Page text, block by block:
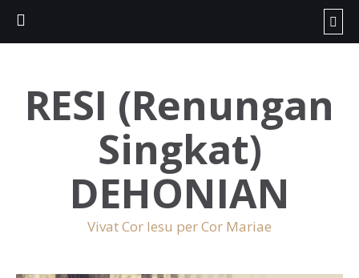
RESI (Renungan
Singkat)
DEHONIAN
Vivat Cor Iesu per Cor Mariae